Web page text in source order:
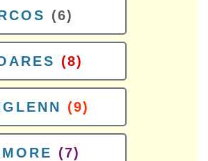
(6)
(8)
(9)
(7)